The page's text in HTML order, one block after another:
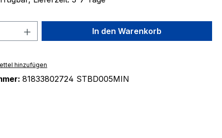
Anzahl: Gib den gewünschten Wert
In den Warenkorb
hinzufügen
81833802724 STBD005MIN